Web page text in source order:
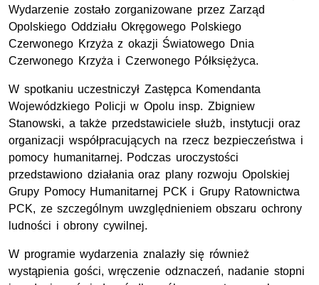
Wydarzenie zostało zorganizowane przez Zarząd
Opolskiego Oddziału Okręgowego Polskiego
Czerwonego Krzyża z okazji Światowego Dnia
Czerwonego Krzyża i Czerwonego Półksiężyca.
W spotkaniu uczestniczył Zastępca Komendanta
Wojewódzkiego Policji w Opolu insp. Zbigniew
Stanowski, a także przedstawiciele służb, instytucji oraz
organizacji współpracujących na rzecz bezpieczeństwa i
pomocy humanitarnej. Podczas uroczystości
przedstawiono działania oraz plany rozwoju Opolskiej
Grupy Pomocy Humanitarnej PCK i Grupy Ratownictwa
PCK, ze szczególnym uwzględnieniem obszaru ochrony
ludności i obrony cywilnej.
W programie wydarzenia znalazły się również
wystąpienia gości, wręczenie odznaczeń, nadanie stopni